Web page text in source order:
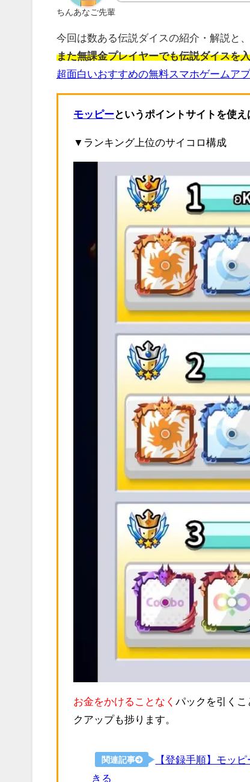
ちんあなご先輩
今回は数ある伝説ダイスの紹介・解説と
また無課金プレイヤーでも伝説ダイスを
超面白いおすすめの無料スマホゲームア
モッピーというポイントサイトを使
▼ランキング上位のサイコロ構成
お金をかけることなく パックを引く
クアップも捗ります。
関連記事
【登録手順】モッ
きる